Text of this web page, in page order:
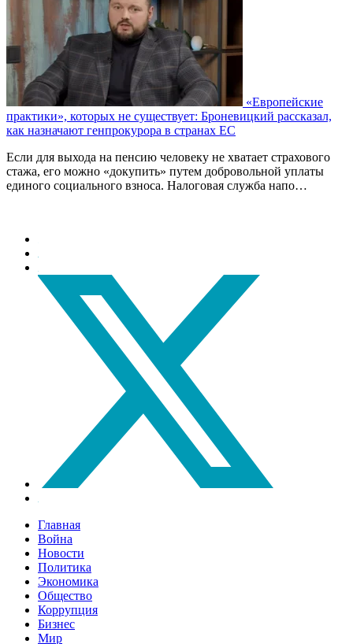
«Европейские
практики», которых не существует: Броневицкий рассказал,
как назначают генпрокурора в странах ЕС
Если для выхода на пенсию человеку не хватает страхового
стажа, его можно «докупить» путем добровольной уплаты
единого социального взноса. Налоговая служба напо…
Главная
Война
Новости
Политика
Экономика
Общество
Коррупция
Бизнес
Мир